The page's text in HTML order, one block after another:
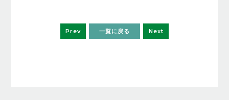
Prev 一覧に戻る Next